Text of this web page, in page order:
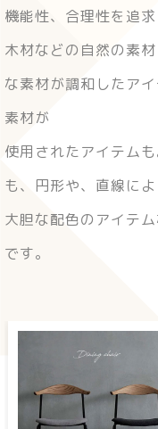
機能性、合理性を追
木材などの自然の素
な素材が調和したア
素材が
使用されたアイテム
も、円形や、直線に
大胆な配色のアイテ
です。